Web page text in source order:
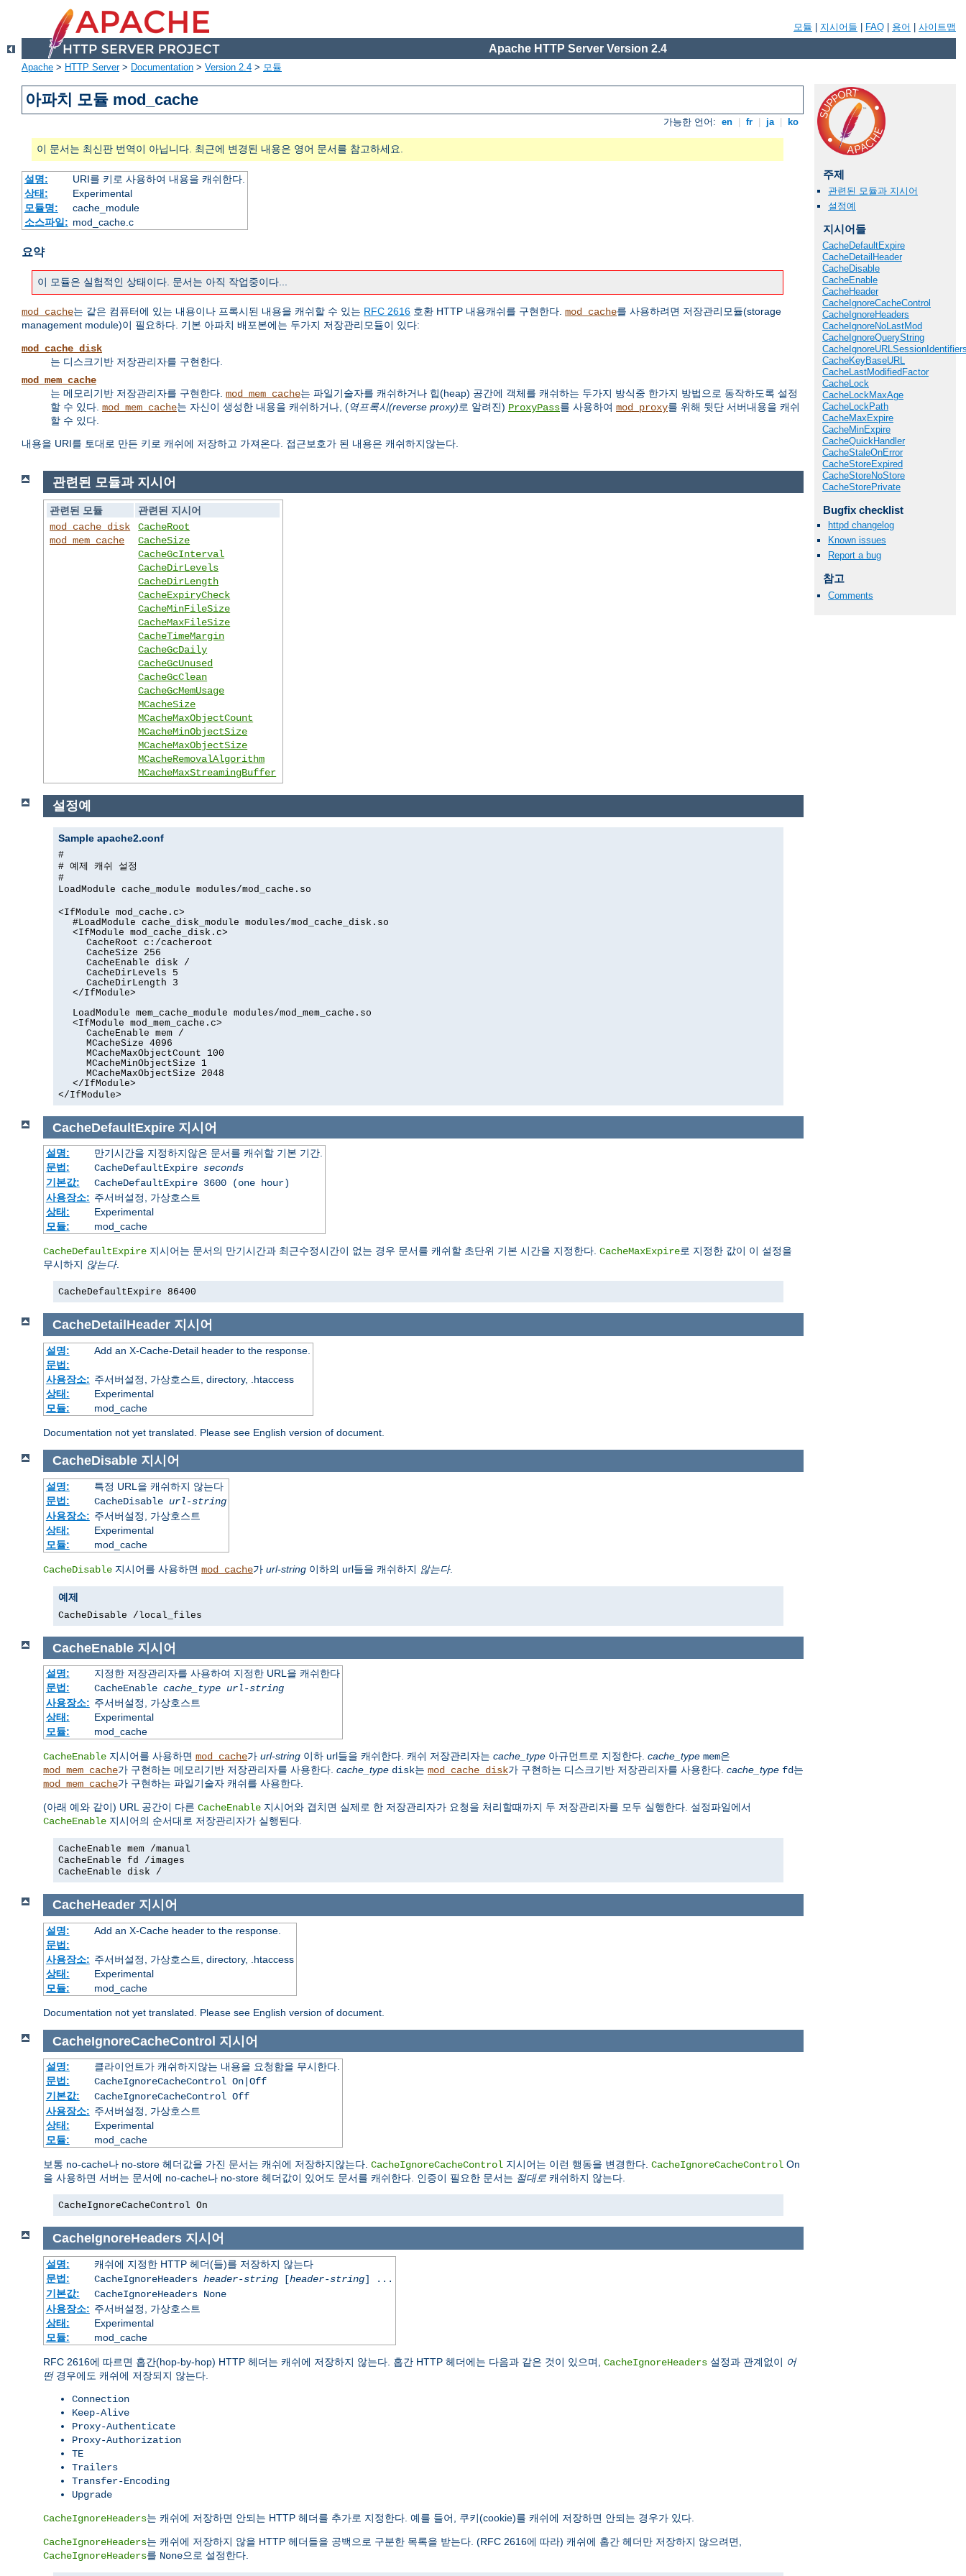
모듈 지시어들 FAQ 용어 사이트맵
Apache HTTP Server Version 2.4
Apache > HTTP Server> Documentation > Version 2.4 > 모듈
아파치 모듈 mod_cache
가능한 언어: en fr ja ko
이 문서는 최신판 번역이 아닙니다. 최근에 변경된 내용은 영어 문서를 참고하세요.
설명:
URI를 키로 사용하여 내용을 캐쉬한다.
상태:
Experimental
모듈명:
cache_module
소스파일: mod_cache.c
요약
이 모듈은 실험적인 상태이다. 문서는 아직 작업중이다...
mod_cache는 같은 컴퓨터에 있는 내용이나 프록시된 내용을 캐쉬할 수 있는 RFC 2616 호환 HTTP 내용캐쉬를 구현한다. mod_cache를 사용하려면 저장관리모듈(storage
management module)이 필요하다. 기본 아파치 배포본에는 두가지 저장관리모듈이 있다:
mod_cache_disk
는 디스크기반 저장관리자를 구현한다.
mod_mem_cache
는 메모리기반 저장관리자를 구현한다. mod_mem_cache는 파일기술자를 캐쉬하거나 힙(heap) 공간에 객체를 캐쉬하는 두가지 방식중 한가지 방법으로 동작하도록 설정
할 수 있다. mod_mem_cache는 자신이 생성한 내용을 캐쉬하거나, (역프록시(reverse proxy)로 알려진) ProxyPass를 사용하여 mod_proxy를 위해 뒷단 서버내용을 캐쉬
할 수 있다.
내용을 URI를 토대로 만든 키로 캐쉬에 저장하고 가져온다. 접근보호가 된 내용은 캐쉬하지않는다.
주제
관련된 모듈과 지시어
설정예
지시어들
CacheDefaultExpire
CacheDetailHeader
CacheDisable
CacheEnable
CacheHeader
CacheIgnoreCacheControl
CacheIgnoreHeaders
CacheIgnoreNoLastMod
CacheIgnoreQueryString
CacheKeyBaseURL
CacheLastModifiedFactor
CacheLock
CacheLockMaxAge
CacheLockPath
CacheMaxExpire
CacheMinExpire
CacheQuickHandler
CacheStaleOnError
CacheStoreExpired
CacheStoreNoStore
CacheStorePrivate
Bugfix checklist
httpd changelog
Known issues
Report a bug
참고
Comments
관련된 모듈과 지시어
관련된 모듈
관련된 지시어
mod_cache_disk
mod_mem_cache
CacheRoot
CacheSize
CacheGcInterval
CacheDirLevels
CacheDirLength
CacheExpiryCheck
CacheMinFileSize
CacheMaxFileSize
CacheTimeMargin
CacheGcDaily
CacheGcUnused
CacheGcClean
CacheGcMemUsage
MCacheSize
MCacheMaxObjectCount
MCacheMinObjectSize
MCacheMaxObjectSize
MCacheRemovalAlgorithm
MCacheMaxStreamingBuffer
설정예
Sample apache2.conf
#
# 예제 캐쉬 설정
#
LoadModule cache_module modules/mod_cache.so
<IfModule mod_cache.c>
#LoadModule cache_disk_module modules/mod_cache_disk.so
<IfModule mod_cache_disk.c>
CacheRoot c:/cacheroot
CacheSize 256
CacheEnable disk /
CacheDirLevels 5
CacheDirLength 3
</IfModule>
LoadModule mem_cache_module modules/mod_mem_cache.so
<IfModule mod_mem_cache.c>
CacheEnable mem /
MCacheSize 4096
MCacheMaxObjectCount 100
MCacheMinObjectSize 1
MCacheMaxObjectSize 2048
</IfModule>
</IfModule>
CacheDefaultExpire 지시어
설명:
만기시간을 지정하지않은 문서를 캐쉬할 기본 기간.
문법:
CacheDefaultExpire seconds
기본값:
CacheDefaultExpire 3600 (one hour)
사용장소: 주서버설정, 가상호스트
상태:
Experimental
모듈:
mod_cache
CacheDefaultExpire 지시어는 문서의 만기시간과 최근수정시간이 없는 경우 문서를 캐쉬할 초단위 기본 시간을 지정한다. CacheMaxExpire로 지정한 값이 이 설정을
무시하지 않는다.
CacheDefaultExpire 86400
CacheDetailHeader 지시어
설명:
Add an X-Cache-Detail header to the response.
문법:
사용장소: 주서버설정, 가상호스트, directory, .htaccess
상태:
Experimental
모듈:
mod_cache
Documentation not yet translated. Please see English version of document.
CacheDisable 지시어
설명:
특정 URL을 캐쉬하지 않는다
문법:
CacheDisable url-string
사용장소: 주서버설정, 가상호스트
상태:
Experimental
모듈:
mod_cache
CacheDisable 지시어를 사용하면 mod_cache가 url-string 이하의 url들을 캐쉬하지 않는다.
예제
CacheDisable /local_files
CacheEnable 지시어
설명:
지정한 저장관리자를 사용하여 지정한 URL을 캐쉬한다
문법:
CacheEnable cache_type url-string
사용장소: 주서버설정, 가상호스트
상태:
Experimental
모듈:
mod_cache
CacheEnable 지시어를 사용하면 mod_cache가 url-string 이하 url들을 캐쉬한다. 캐쉬 저장관리자는 cache_type 아규먼트로 지정한다. cache_type mem은
mod_mem_cache가 구현하는 메모리기반 저장관리자를 사용한다. cache_type disk는 mod_cache_disk가 구현하는 디스크기반 저장관리자를 사용한다. cache_type fd는
mod_mem_cache가 구현하는 파일기술자 캐쉬를 사용한다.
(아래 예와 같이) URL 공간이 다른 CacheEnable 지시어와 겹치면 실제로 한 저장관리자가 요청을 처리할때까지 두 저장관리자를 모두 실행한다. 설정파일에서
CacheEnable 지시어의 순서대로 저장관리자가 실행된다.
CacheEnable mem /manual
CacheEnable fd /images
CacheEnable disk /
CacheHeader 지시어
설명:
Add an X-Cache header to the response.
문법:
사용장소: 주서버설정, 가상호스트, directory, .htaccess
상태:
Experimental
모듈:
mod_cache
Documentation not yet translated. Please see English version of document.
CacheIgnoreCacheControl 지시어
설명:
클라이언트가 캐쉬하지않는 내용을 요청함을 무시한다.
문법:
CacheIgnoreCacheControl On|Off
기본값:
CacheIgnoreCacheControl Off
사용장소: 주서버설정, 가상호스트
상태:
Experimental
모듈:
mod_cache
보통 no-cache나 no-store 헤더값을 가진 문서는 캐쉬에 저장하지않는다. CacheIgnoreCacheControl 지시어는 이런 행동을 변경한다. CacheIgnoreCacheControl On
을 사용하면 서버는 문서에 no-cache나 no-store 헤더값이 있어도 문서를 캐쉬한다. 인증이 필요한 문서는 절대로 캐쉬하지 않는다.
CacheIgnoreCacheControl On
CacheIgnoreHeaders 지시어
설명:
캐쉬에 지정한 HTTP 헤더(들)를 저장하지 않는다
문법:
CacheIgnoreHeaders header-string[header-string] ...
기본값:
CacheIgnoreHeaders None
사용장소: 주서버설정, 가상호스트
상태:
Experimental
모듈:
mod_cache
RFC 2616에 따르면 홉간(hop-by-hop) HTTP 헤더는 캐쉬에 저장하지 않는다. 홉간 HTTP 헤더에는 다음과 같은 것이 있으며, CacheIgnoreHeaders 설정과 관계없이 어
떤경우에도 캐쉬에 저장되지 않는다.
Connection
Keep-Alive
Proxy-Authenticate
Proxy-Authorization
TE
Trailers
Transfer-Encoding
Upgrade
CacheIgnoreHeaders는 캐쉬에 저장하면 안되는 HTTP 헤더를 추가로 지정한다. 예를 들어, 쿠키(cookie)를 캐쉬에 저장하면 안되는 경우가 있다.
CacheIgnoreHeaders는 캐쉬에 저장하지 않을 HTTP 헤더들을 공백으로 구분한 목록을 받는다. (RFC 2616에 따라) 캐쉬에 홉간 헤더만 저장하지 않으려면,
CacheIgnoreHeaders를 None으로 설정한다.